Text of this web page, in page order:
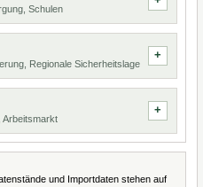
Schulen
Regionale Sicherheitslage
Arbeitsmarkt
und Importdaten stehen auf